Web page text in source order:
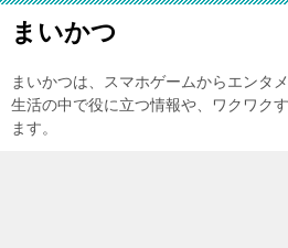
まいかつ
まいかつは、スマホゲームからエンタ
生活の中で役に立つ情報や、ワクワク
ます。